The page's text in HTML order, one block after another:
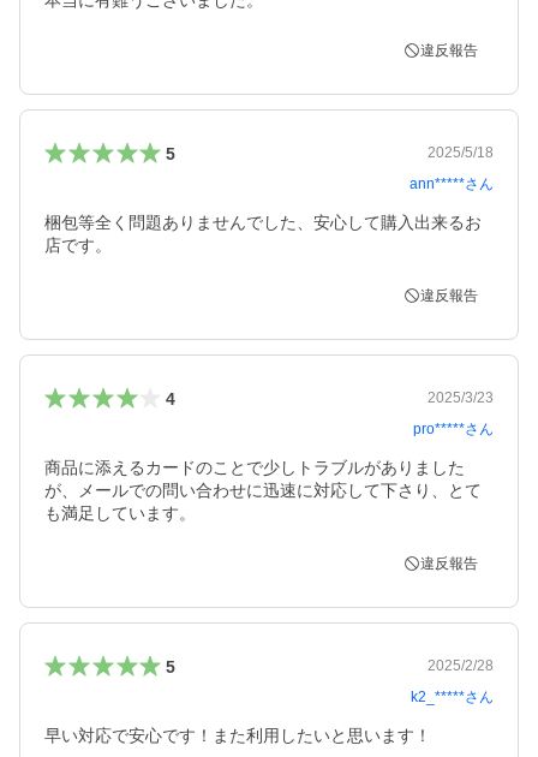
違反報告
5
2025/5/18
ann*****さん
梱包等全く問題ありませんでした、安心して購入出来るお
店です。
違反報告
4
2025/3/23
pro*****さん
商品に添えるカードのことで少しトラブルがありました
が、メールでの問い合わせに迅速に対応して下さり、とて
も満足しています。
違反報告
5
2025/2/28
k2_*****さん
早い対応で安心です！また利用したいと思います！